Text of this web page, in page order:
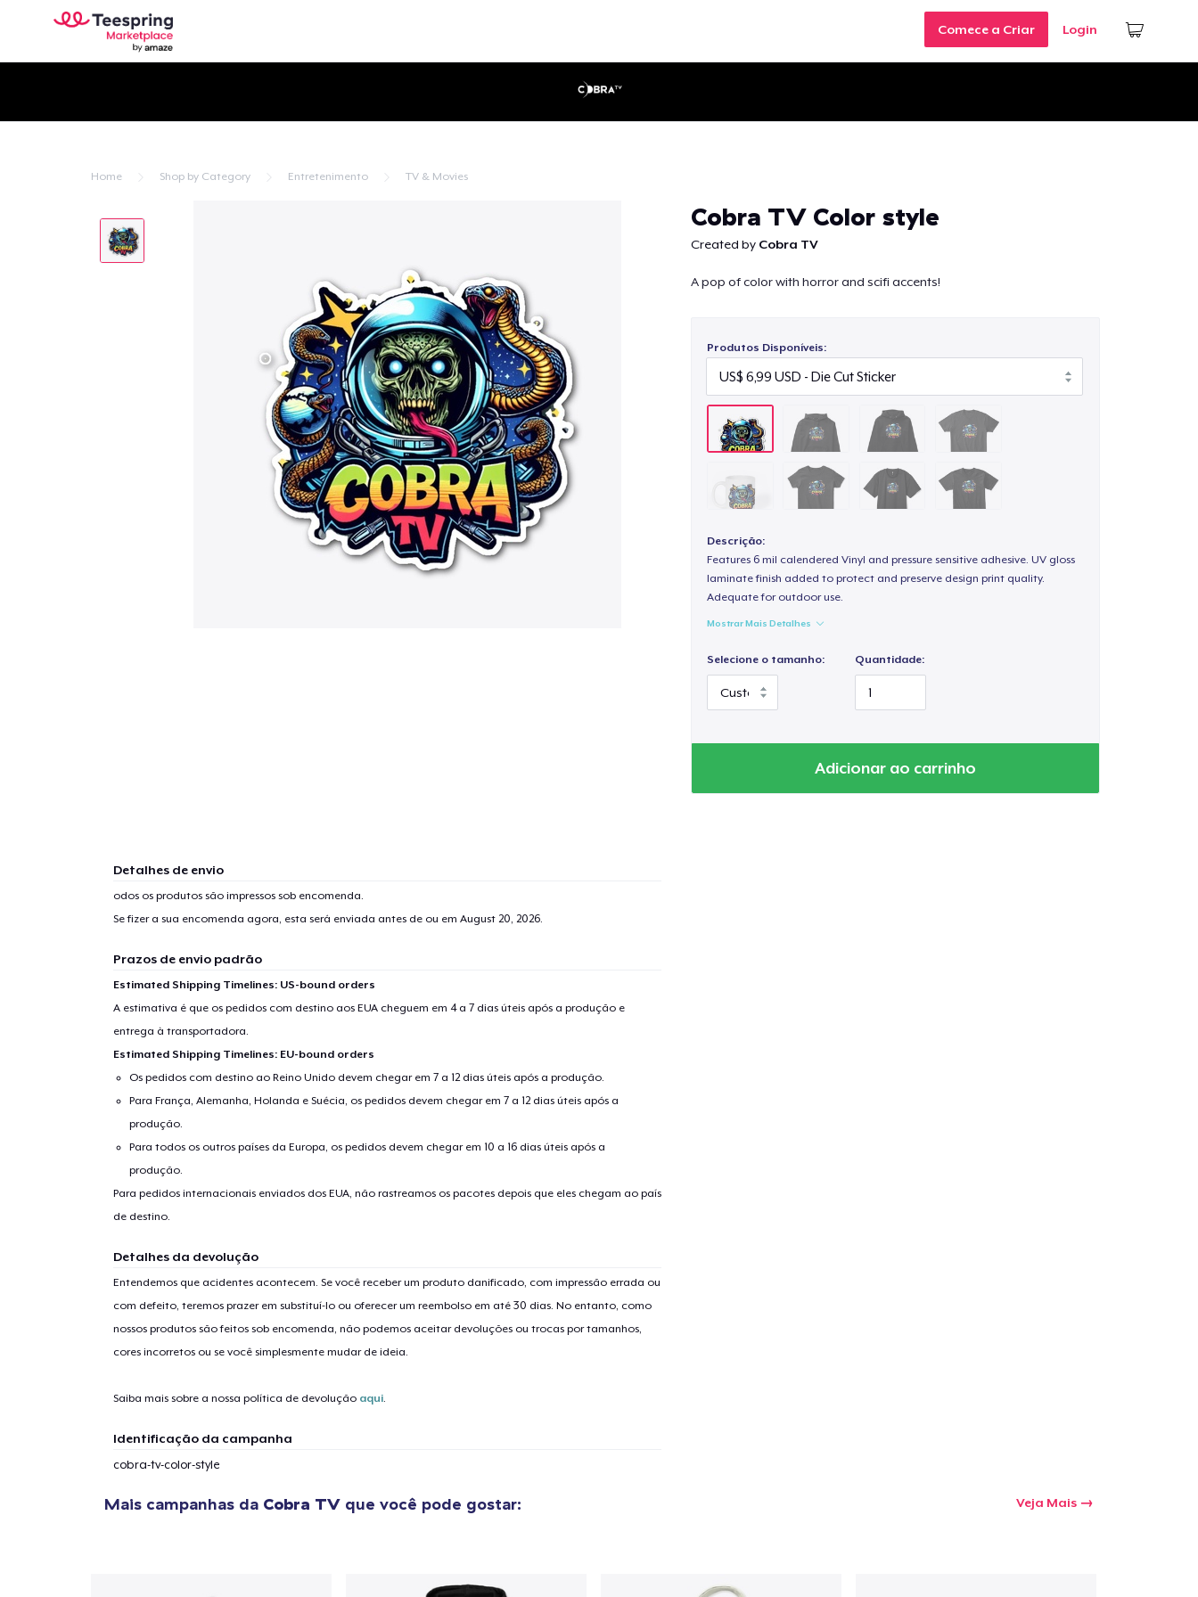
Comece a Criar Login
Home Shop by Category Entretenimento TV & Movies
Cobra TV Color style
Created by Cobra TV
A pop of color with horror and scifi accents!
Produtos Disponíveis:
Descrição:
Features 6 mil calendered Vinyl and pressure sensitive adhesive. UV gloss
laminate finish added to protect and preserve design print quality.
Adequate for outdoor use.
Mostrar Mais Detalhes
Selecione o tamanho: Quantidade:
Adicionar ao carrinho
Detalhes de envio
odos os produtos são impressos sob encomenda.
Se fizer a sua encomenda agora, esta será enviada antes de ou em August 20, 2026.
Prazos de envio padrão
Estimated Shipping Timelines: US-bound orders
A estimativa é que os pedidos com destino aos EUA cheguem em 4 a 7 dias úteis após a produção e
entrega à transportadora.
Estimated Shipping Timelines: EU-bound orders
Os pedidos com destino ao Reino Unido devem chegar em 7 a 12 dias úteis após a produção.
Para França, Alemanha, Holanda e Suécia, os pedidos devem chegar em 7 a 12 dias úteis após a
produção.
Para todos os outros países da Europa, os pedidos devem chegar em 10 a 16 dias úteis após a
produção.
Para pedidos internacionais enviados dos EUA, não rastreamos os pacotes depois que eles chegam ao país
de destino.
Detalhes da devolução
Entendemos que acidentes acontecem. Se você receber um produto danificado, com impressão errada ou
com defeito, teremos prazer em substituí-lo ou oferecer um reembolso em até 30 dias. No entanto, como
nossos produtos são feitos sob encomenda, não podemos aceitar devoluções ou trocas por tamanhos,
cores incorretos ou se você simplesmente mudar de ideia.
Saiba mais sobre a nossa política de devolução aqui.
Identificação da campanha
cobra-tv-color-style
Mais campanhas da Cobra TV que você pode gostar: Veja Mais